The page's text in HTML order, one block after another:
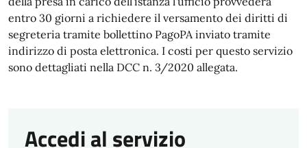
entro 30 giorni a richiedere il versamento dei diritti di
segreteria tramite bollettino PagoPA inviato tramite
indirizzo di posta elettronica. I costi per questo servizio
sono dettagliati nella DCC n. 3/2020 allegata.
Accedi al servizio